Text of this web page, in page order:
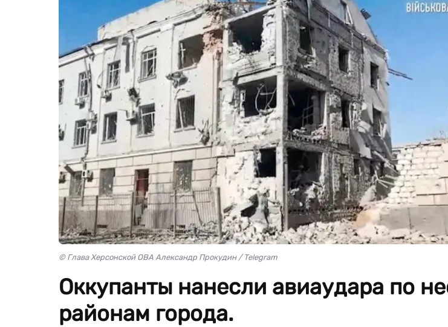
© Глава Херсонской ОВА Александр Прокудин / Telegram
Оккупанты нанесли авиаудара по
районам города.